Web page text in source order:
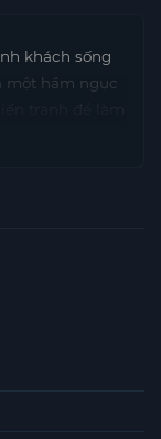
khách sống
một hầm ngục
loài côn